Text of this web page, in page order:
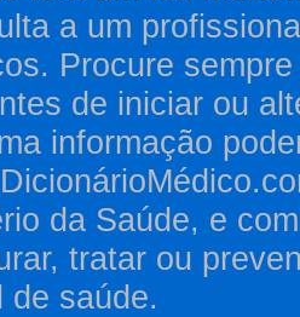
a um
Procure
de iniciar ou
informação
da Saúde, e
tratar ou
de saúde.